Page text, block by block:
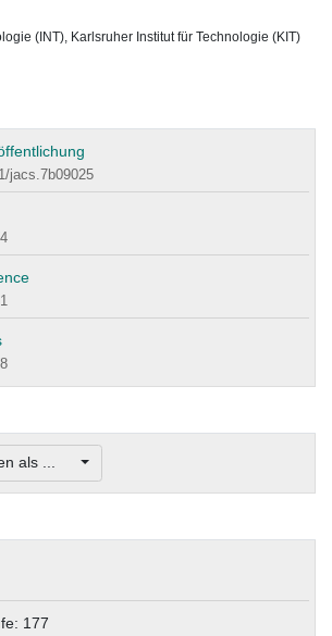
(INT), Karlsruher Institut für Technologie (KIT)
jacs.7b09025
als ...
177